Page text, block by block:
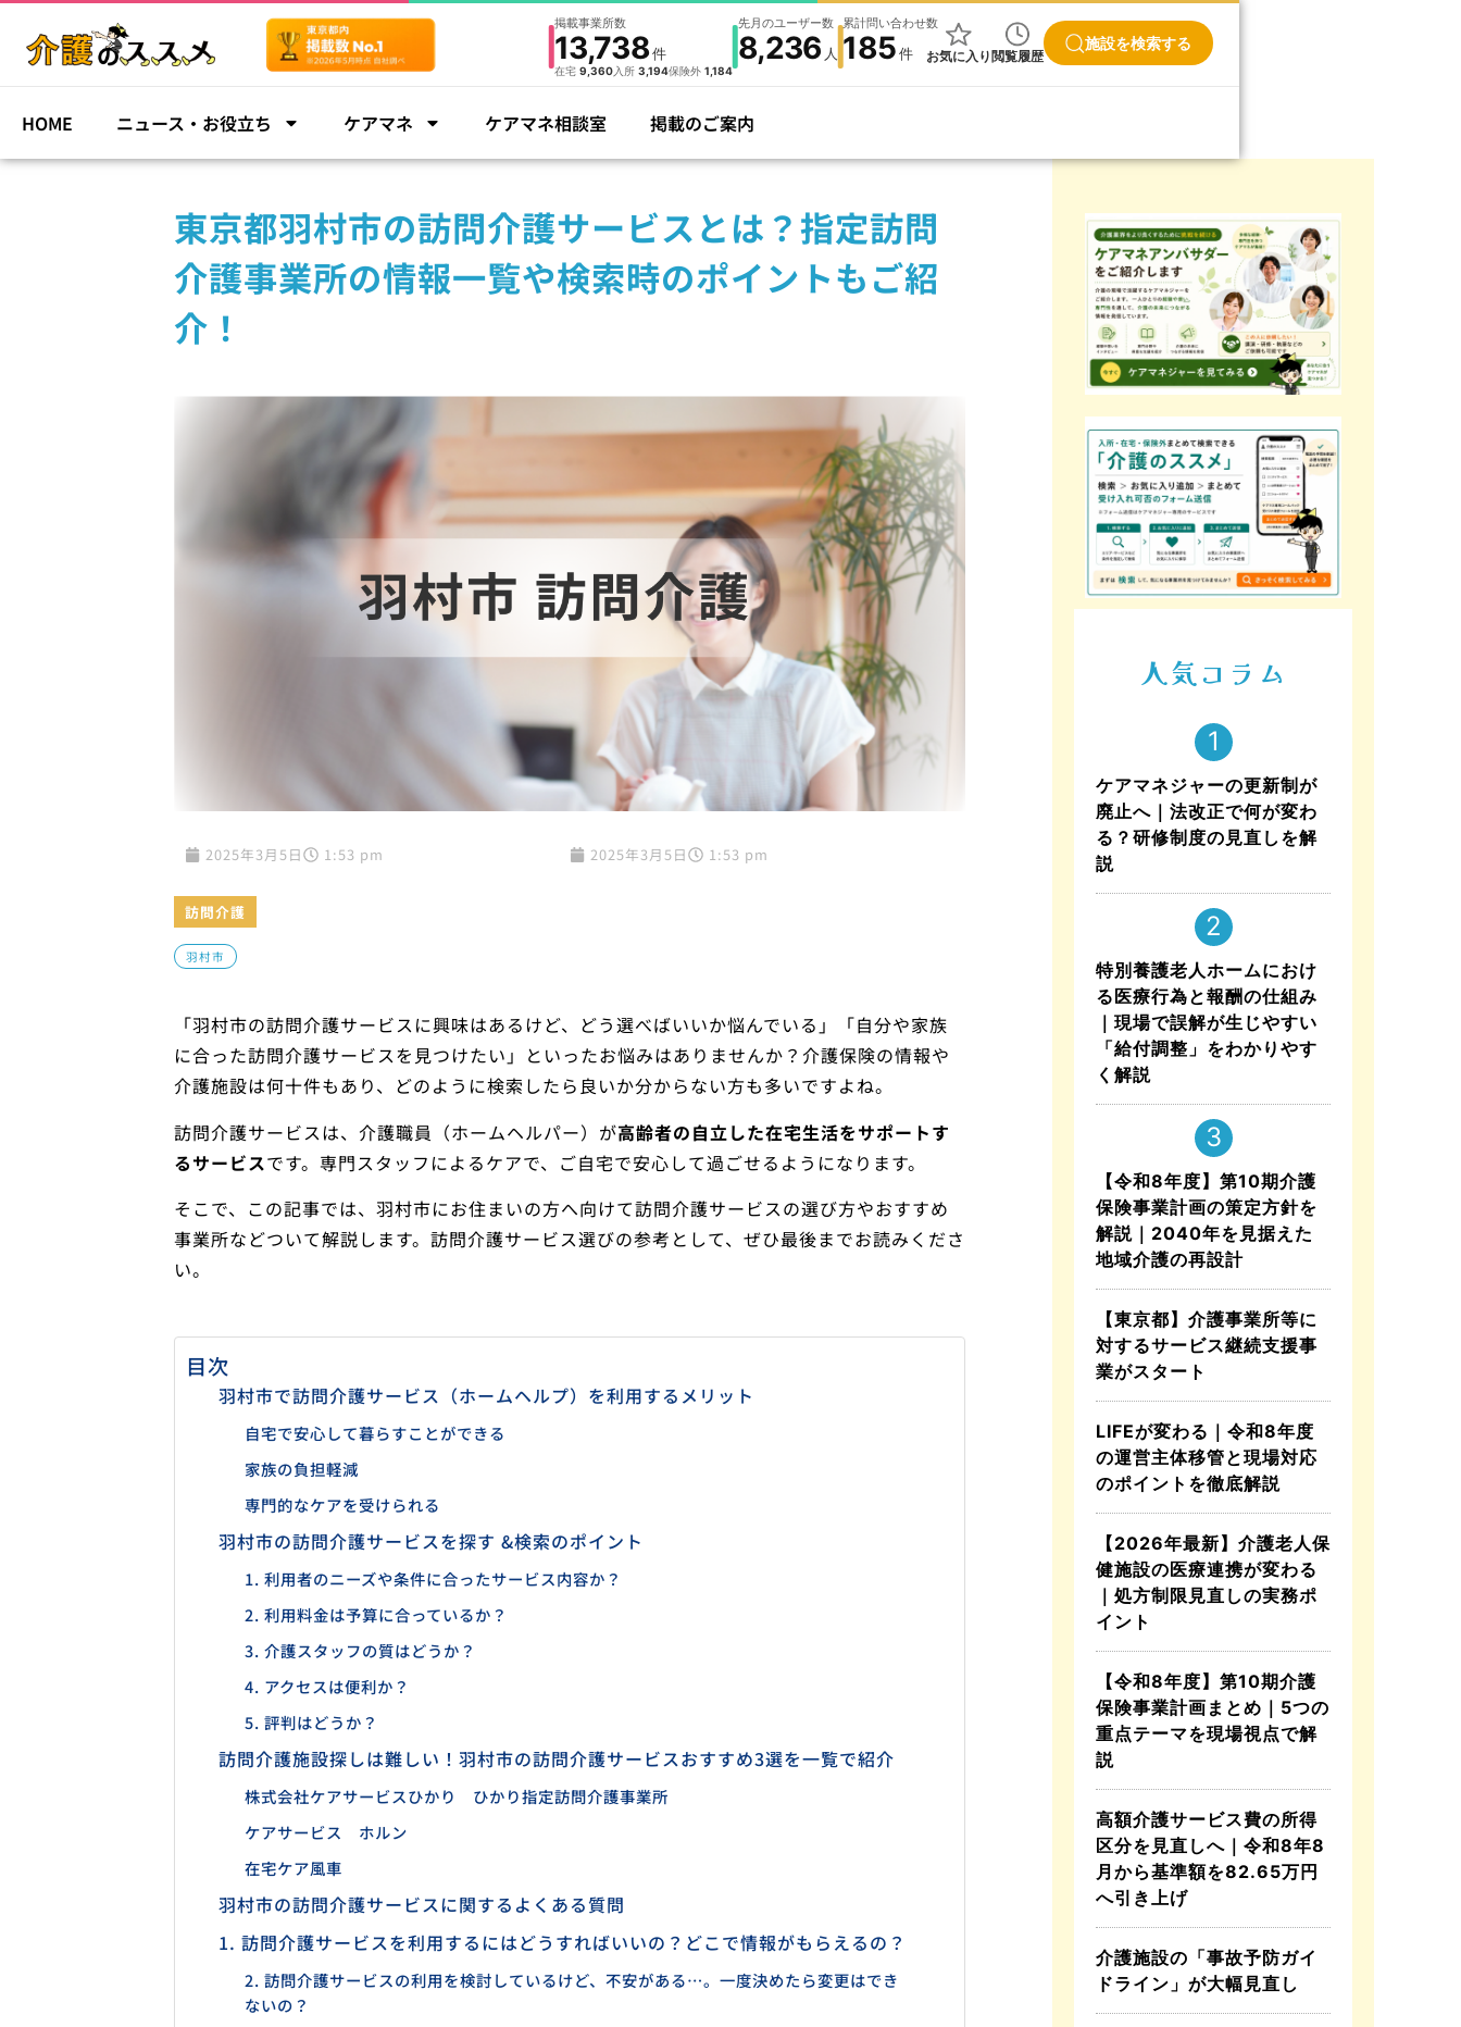
掲載事業所数
13,738件
在宅 9,360入所 3,194保険外 1,184
先月のユーザー数
8,236 人
累計問い合わせ数
185件 お気に入り閲覧履歴
施設を検索する
HOME ニュース・お役立ち ケアマネ ケアマネ相談室 掲載のご案内
東京都羽村市の訪問介護サービスとは？指定訪問
介護事業所の情報一覧や検索時のポイントもご紹
介！
2025年3月5日 1:53 pm 2025年3月5日 1:53 pm
訪問介護
羽村市
「羽村市の訪問介護サービスに興味はあるけど、どう選べばいいか悩んでいる」「自分や家族
に合った訪問介護サービスを見つけたい」といったお悩みはありませんか？介護保険の情報や
介護施設は何十件もあり、どのように検索したら良いか分からない方も多いですよね。
訪問介護サービスは、介護職員（ホームヘルパー）が高齢者の自立した在宅生活をサポートす
るサービスです。専門スタッフによるケアで、ご自宅で安心して過ごせるようになります。
そこで、この記事では、羽村市にお住まいの方へ向けて訪問介護サービスの選び方やおすすめ
事業所などついて解説します。訪問介護サービス選びの参考として、ぜひ最後までお読みくださ
い。
目次
羽村市で訪問介護サービス（ホームヘルプ）を利用するメリット
自宅で安心して暮らすことができる
家族の負担軽減
専門的なケアを受けられる
羽村市の訪問介護サービスを探す &検索のポイント
1. 利用者のニーズや条件に合ったサービス内容か？
2. 利用料金は予算に合っているか？
3. 介護スタッフの質はどうか？
4. アクセスは便利か？
5. 評判はどうか？
訪問介護施設探しは難しい！羽村市の訪問介護サービスおすすめ3選を一覧で紹介
株式会社ケアサービスひかり ひかり指定訪問介護事業所
ケアサービス ホルン
在宅ケア風車
羽村市の訪問介護サービスに関するよくある質問
1. 訪問介護サービスを利用するにはどうすればいいの？どこで情報がもらえるの？
2. 訪問介護サービスの利用を検討しているけど、不安がある…。一度決めたら変更はでき
ないの？
人気コラム
ケアマネジャーの更新制が
廃止へ｜法改正で何が変わ
る？研修制度の見直しを解
説
特別養護老人ホームにおけ
る医療行為と報酬の仕組み
｜現場で誤解が生じやすい
「給付調整」をわかりやす
く解説
【令和8年度】第10期介護
保険事業計画の策定方針を
解説｜2040年を見据えた
地域介護の再設計
【東京都】介護事業所等に
対するサービス継続支援事
業がスタート
LIFEが変わる｜令和8年度
の運営主体移管と現場対応
のポイントを徹底解説
【2026年最新】介護老人保
健施設の医療連携が変わる
｜処方制限見直しの実務ポ
イント
【令和8年度】第10期介護
保険事業計画まとめ｜5つの
重点テーマを現場視点で解
説
高額介護サービス費の所得
区分を見直しへ｜令和8年8
月から基準額を82.65万円
へ引き上げ
介護施設の「事故予防ガイ
ドライン」が大幅見直し